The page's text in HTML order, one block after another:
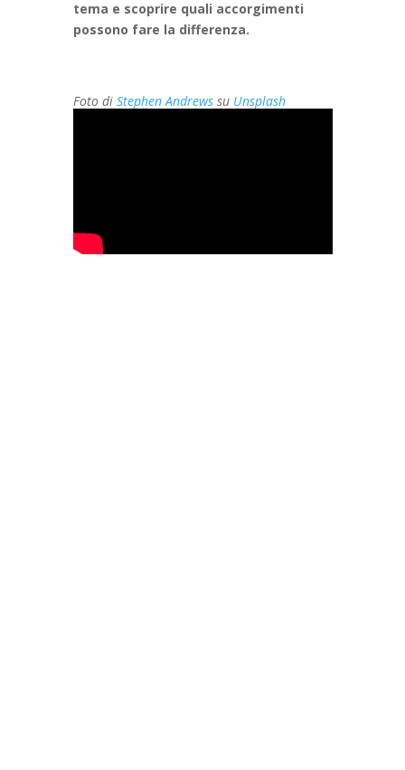
tema e scoprire quali accorgimenti
possono fare la differenza.
Foto di Stephen Andrewssu Unsplash